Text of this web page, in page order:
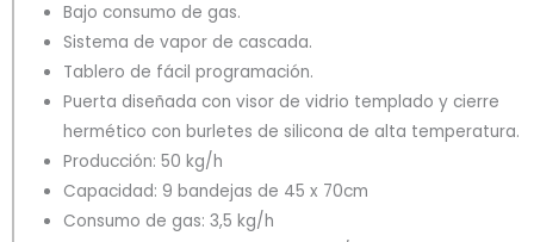
Bajo consumo de gas.
Sistema de vapor de cascada.
Tablero de fácil programación.
Puerta diseñada con visor de vidrio templado y cierre
hermético con burletes de silicona de alta temperatura.
Producción: 50 kg/h
Capacidad: 9 bandejas de 45 x 70cm
Consumo de gas: 3,5 kg/h